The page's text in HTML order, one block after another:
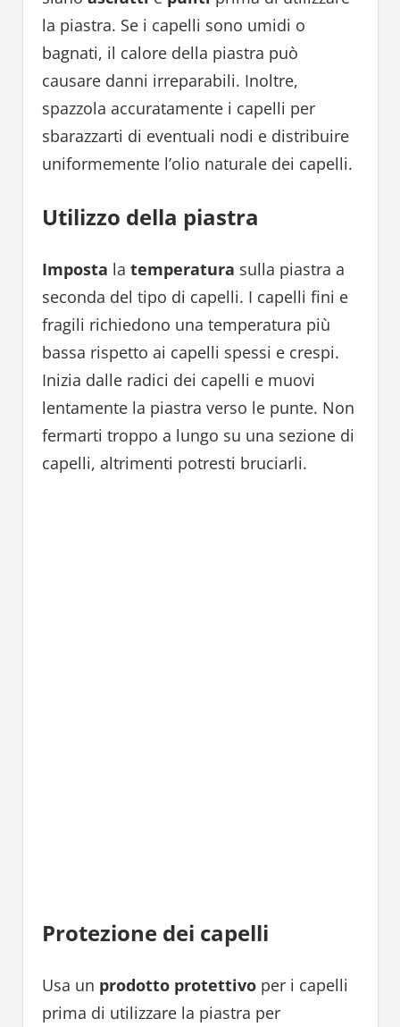
la piastra. Se i capelli sono umidi o
bagnati, il calore della piastra può
causare danni irreparabili. Inoltre,
spazzola accuratamente i capelli per
sbarazzarti di eventuali nodi e distribuire
uniformemente l’olio naturale dei capelli.
Utilizzo della piastra
Imposta la temperatura sulla piastra a
seconda del tipo di capelli. I capelli fini e
fragili richiedono una temperatura più
bassa rispetto ai capelli spessi e crespi.
Inizia dalle radici dei capelli e muovi
lentamente la piastra verso le punte. Non
fermarti troppo a lungo su una sezione di
capelli, altrimenti potresti bruciarli.
Protezione dei capelli
Usa un prodotto protettivoper i capelli
prima di utilizzare la piastra per